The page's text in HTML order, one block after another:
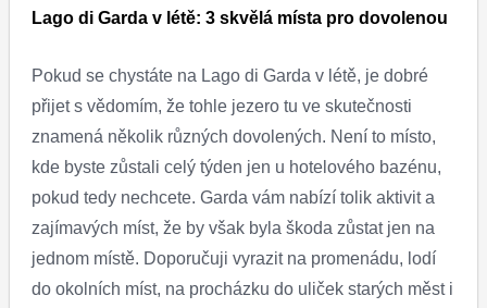
Lago di Garda v létě: 3 skvělá místa pro dovolenou
Pokud se chystáte na Lago di Garda v létě, je dobré
přijet s vědomím, že tohle jezero tu ve skutečnosti
znamená několik různých dovolených. Není to místo,
kde byste zůstali celý týden jen u hotelového bazénu,
pokud tedy nechcete. Garda vám nabízí tolik aktivit a
zajímavých míst, že by však byla škoda zůstat jen na
jednom místě. Doporučuji vyrazit na promenádu, lodí
do okolních míst, na procházku do uliček starých měst i